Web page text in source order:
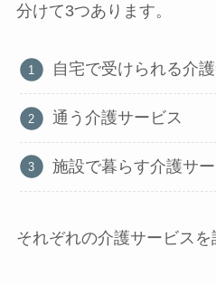
分けて3つあります。
自宅で受けられる介
通う介護サービス
施設で暮らす介護サ
それぞれの介護サービスを